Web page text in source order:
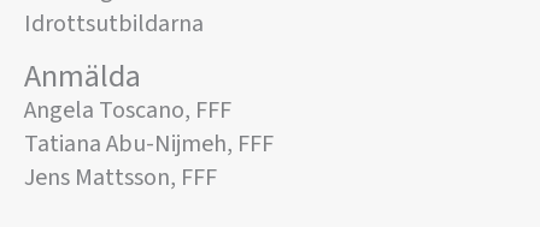
Idrottsutbildarna
Anmälda
Angela Toscano, FFF
Tatiana Abu-Nijmeh, FFF
Jens Mattsson, FFF